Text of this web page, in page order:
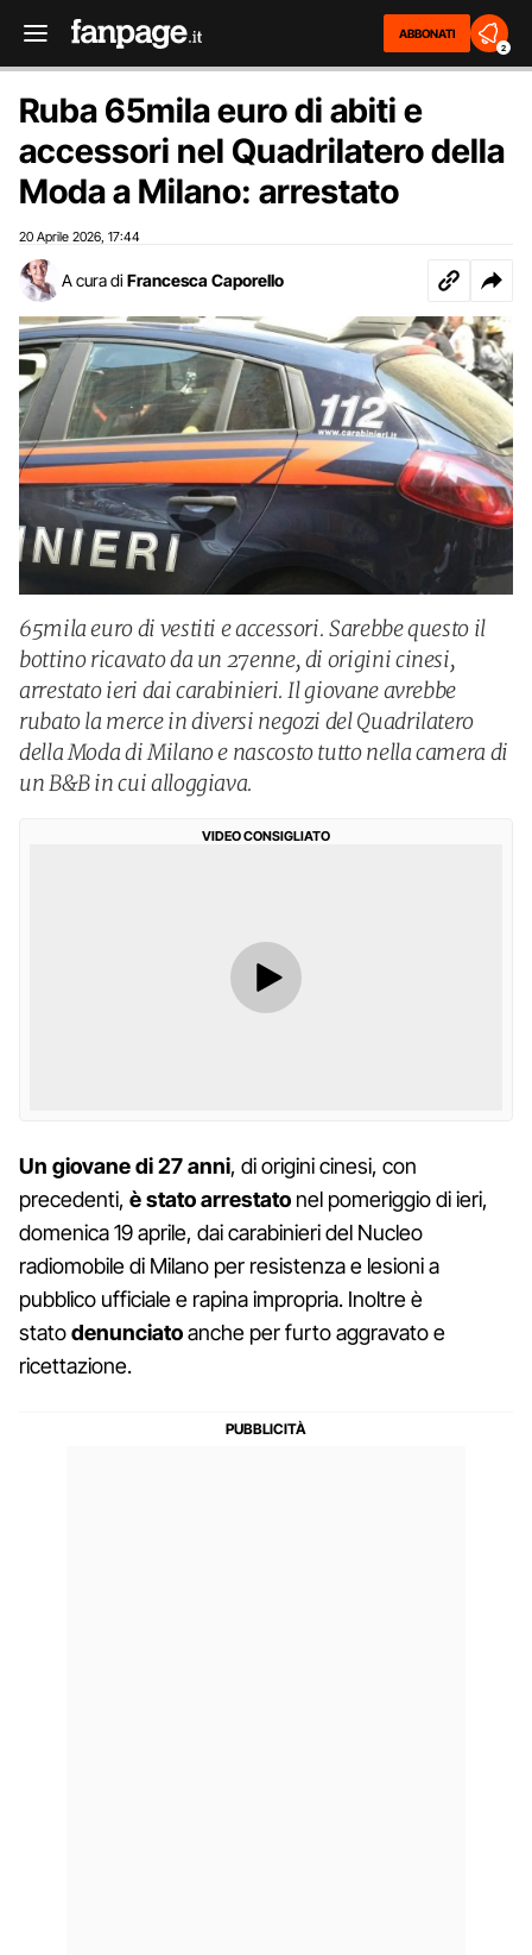
ABBONATI
2
Ruba 65mila euro di abiti e
accessori nel Quadrilatero della
Moda a Milano: arrestato
20 Aprile 2026 17:44
A cura di Francesca Caporello
65mila euro di vestiti e accessori. Sarebbe questo il
bottino ricavato da un 27enne, di origini cinesi,
arrestato ieri dai carabinieri. Il giovane avrebbe
rubato la merce in diversi negozi del Quadrilatero
della Moda di Milano e nascosto tutto nella camera di
un B&B in cui alloggiava.
VIDEO CONSIGLIATO
Un giovane di 27 anni, di origini cinesi, con
precedenti, è stato arrestato nel pomeriggio di ieri,
domenica 19 aprile, dai carabinieri del Nucleo
radiomobile di Milano per resistenza e lesioni a
pubblico ufficiale e rapina impropria. Inoltre è
statodenunciatoanche per furto aggravato e
ricettazione.